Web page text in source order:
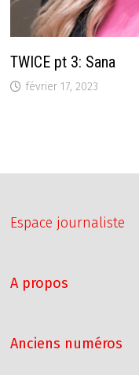
TWICE pt 3: Sana
février 17, 2023
Espace journaliste
A propos
Anciens numéros